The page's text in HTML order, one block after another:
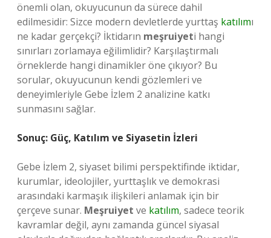
önemli olan, okuyucunun da sürece dahil
edilmesidir: Sizce modern devletlerde yurttaş katılımı
ne kadar gerçekçi? İktidarın meşruiyeti hangi
sınırları zorlamaya eğilimlidir? Karşılaştırmalı
örneklerde hangi dinamikler öne çıkıyor? Bu
sorular, okuyucunun kendi gözlemleri ve
deneyimleriyle Gebe İzlem 2 analizine katkı
sunmasını sağlar.
Sonuç: Güç, Katılım ve Siyasetin İzleri
Gebe İzlem 2, siyaset bilimi perspektifinde iktidar,
kurumlar, ideolojiler, yurttaşlık ve demokrasi
arasındaki karmaşık ilişkileri anlamak için bir
çerçeve sunar. Meşruiyet ve katılım, sadece teorik
kavramlar değil, aynı zamanda güncel siyasal